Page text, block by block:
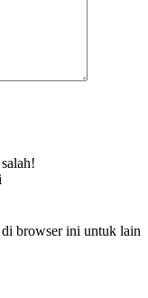
di browser ini untuk lain